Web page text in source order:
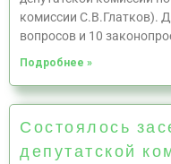
комиссии С.В.Глатков).
вопросов и 10
Подробнее »
Состоялось
депутатской